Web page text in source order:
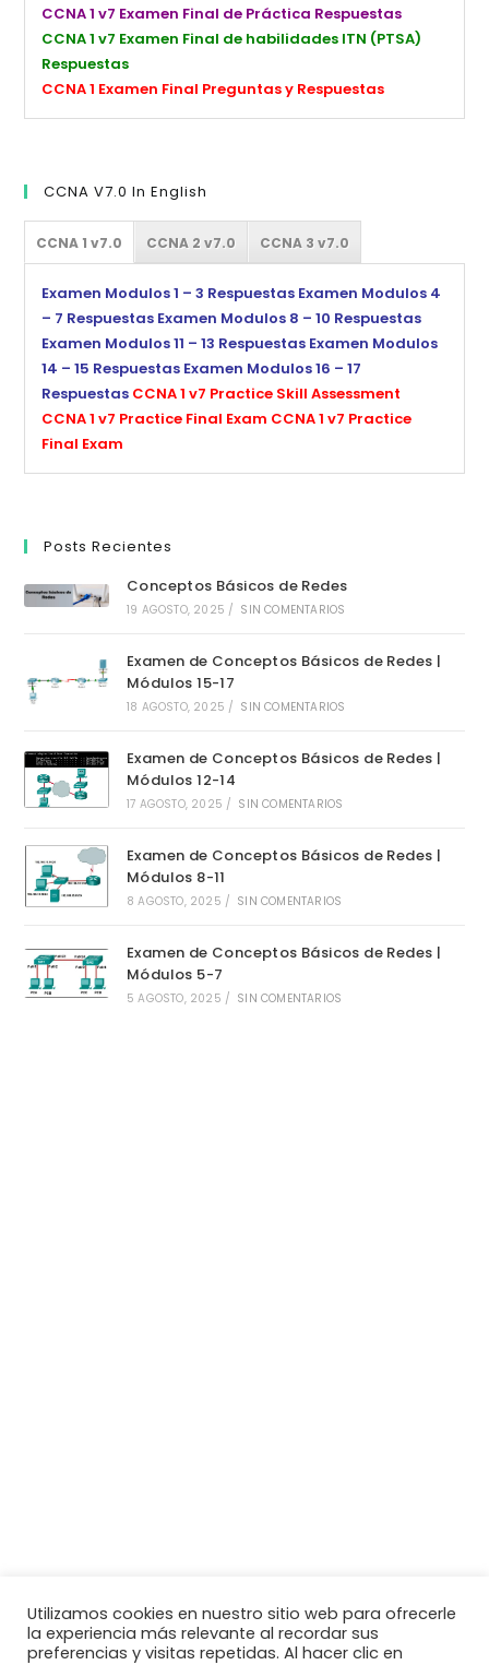
CCNA 1 v7 Examen Final de Práctica Respuestas
CCNA 1 v7 Examen Final de habilidades ITN (PTSA)
Respuestas
CCNA 1 Examen Final Preguntas y Respuestas
CCNA V7.0 In English
CCNA 1 v7.0 CCNA 2 v7.0 CCNA 3 v7.0
Examen Modulos 1 – 3 Respuestas Examen Modulos 4
– 7 Respuestas Examen Modulos 8 – 10 Respuestas
Examen Modulos 11 – 13 Respuestas Examen Modulos
14 – 15 Respuestas Examen Modulos 16 – 17
Respuestas CCNA 1 v7 Practice Skill Assessment
CCNA 1 v7 Practice Final Exam CCNA 1 v7 Practice
Final Exam
Posts Recientes
Conceptos Básicos de Redes
19 AGOSTO, 2025 / SIN COMENTARIOS
Examen de Conceptos Básicos de Redes |
Módulos 15-17
18 AGOSTO, 2025 / SIN COMENTARIOS
Examen de Conceptos Básicos de Redes |
Módulos 12-14
17 AGOSTO, 2025 / SIN COMENTARIOS
Examen de Conceptos Básicos de Redes |
Módulos 8-11
8 AGOSTO, 2025 / SIN COMENTARIOS
Examen de Conceptos Básicos de Redes |
Módulos 5-7
5 AGOSTO, 2025 / SIN COMENTARIOS
Utilizamos cookies en nuestro sitio web para ofrecerle
la experiencia más relevante al recordar sus
preferencias y visitas repetidas. Al hacer clic en